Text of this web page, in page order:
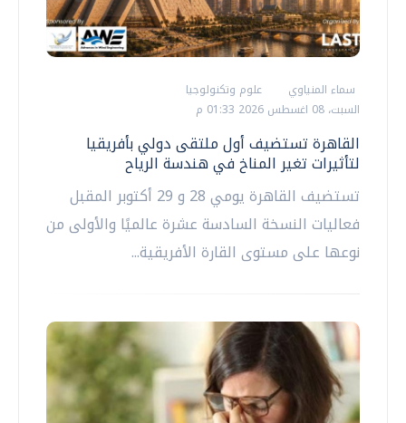
سماء المنياوي
علوم وتكنولوجيا
السبت، 08 اغسطس 2026 01:33 م
القاهرة تستضيف أول ملتقى دولي بأفريقيا
لتأثيرات تغير المناخ في هندسة الرياح
تستضيف القاهرة يومي 28 و 29 أكتوبر المقبل
فعاليات النسخة السادسة عشرة عالميًا والأولى من
نوعها على مستوى القارة الأفريقية...